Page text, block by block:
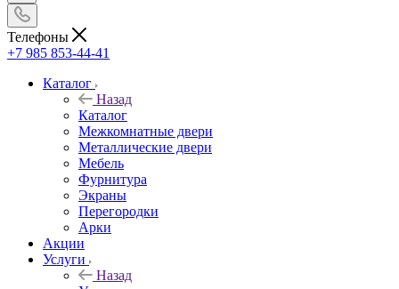
Телефоны
+7 985 853-44-41
Каталог
Назад
Каталог
Межкомнатные двери
Металлические двери
Мебель
Фурнитура
Экраны
Перегородки
Арки
Акции
Услуги
Назад